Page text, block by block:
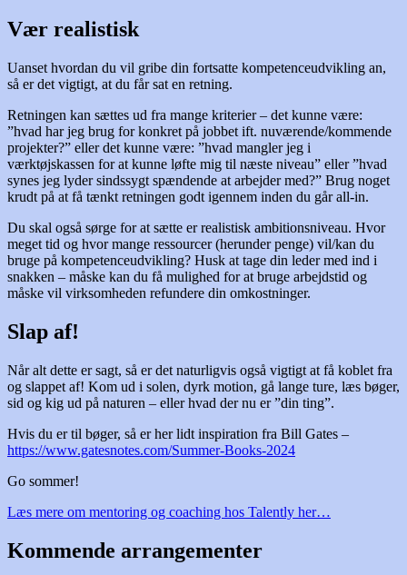
Vær realistisk
Uanset hvordan du vil gribe din fortsatte kompetenceudvikling an,
så er det vigtigt, at du får sat en retning.
Retningen kan sættes ud fra mange kriterier – det kunne være:
”hvad har jeg brug for konkret på jobbet ift. nuværende/kommende
projekter?” eller det kunne være: ”hvad mangler jeg i
værktøjskassen for at kunne løfte mig til næste niveau” eller ”hvad
synes jeg lyder sindssygt spændende at arbejder med?” Brug noget
krudt på at få tænkt retningen godt igennem inden du går all-in.
Du skal også sørge for at sætte er realistisk ambitionsniveau. Hvor
meget tid og hvor mange ressourcer (herunder penge) vil/kan du
bruge på kompetenceudvikling? Husk at tage din leder med ind i
snakken – måske kan du få mulighed for at bruge arbejdstid og
måske vil virksomheden refundere din omkostninger.
Slap af!
Når alt dette er sagt, så er det naturligvis også vigtigt at få koblet fra
og slappet af! Kom ud i solen, dyrk motion, gå lange ture, læs bøger,
sid og kig ud på naturen – eller hvad der nu er ”din ting”.
Hvis du er til bøger, så er her lidt inspiration fra Bill Gates –
https://www.gatesnotes.com/Summer-Books-2024
Go sommer!
Læs mere om mentoring og coaching hos Talently her…
Kommende arrangementer